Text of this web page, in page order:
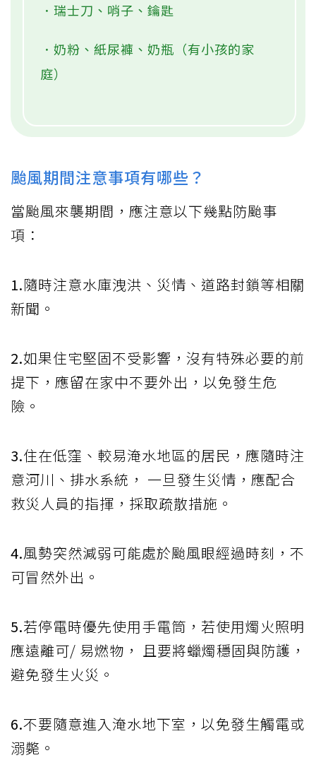
．瑞士刀、哨子、鑰匙
．奶粉、紙尿褲、奶瓶（有小孩的家
庭）
颱風期間注意事項有哪些？
當颱風來襲期間，應注意以下幾點防颱事
項：
1.隨時注意水庫洩洪、災情、道路封鎖等相關
新聞。
2.如果住宅堅固不受影響，沒有特殊必要的前
提下，應留在家中不要外出，以免發生危
險。
3.住在低窪、較易淹水地區的居民，應隨時注
意河川、排水系統， 一旦發生災情，應配合
救災人員的指揮，採取疏散措施。
4.風勢突然減弱可能處於颱風眼經過時刻，不
可冒然外出。
5.若停電時優先使用手電筒，若使用燭火照明
應遠離可/ 易燃物， 且要將蠟燭穩固與防護，
避免發生火災。
6.不要隨意進入淹水地下室，以免發生觸電或
溺斃。